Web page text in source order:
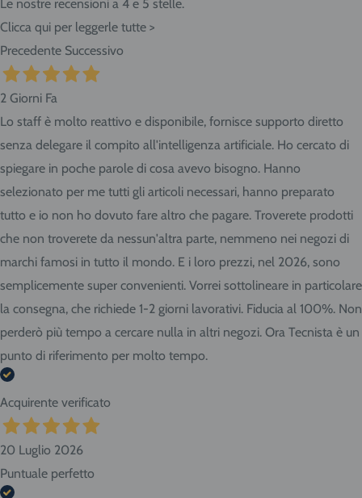
Le nostre recensioni a 4 e 5 stelle.
Clicca qui per leggerle tutte >
Precedente Successivo
2 Giorni Fa
Lo staff è molto reattivo e disponibile, fornisce supporto diretto
senza delegare il compito all'intelligenza artificiale. Ho cercato di
spiegare in poche parole di cosa avevo bisogno. Hanno
selezionato per me tutti gli articoli necessari, hanno preparato
tutto e io non ho dovuto fare altro che pagare. Troverete prodotti
che non troverete da nessun'altra parte, nemmeno nei negozi di
marchi famosi in tutto il mondo. E i loro prezzi, nel 2026, sono
semplicemente super convenienti. Vorrei sottolineare in particolare
la consegna, che richiede 1-2 giorni lavorativi. Fiducia al 100%. Non
perderò più tempo a cercare nulla in altri negozi. Ora Tecnista è un
punto di riferimento per molto tempo.
Acquirente verificato
20 Luglio 2026
Puntuale perfetto